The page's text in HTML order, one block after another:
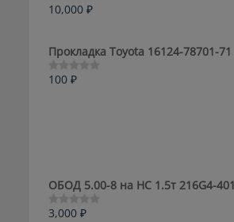
Оценка
5
10,000 ₽
Прокладка Toyota 16124-78701-71
Оценка
100 ₽
ОБОД 5.00-8 на HC 1.5т 216G4-
Оценка
3,000 ₽